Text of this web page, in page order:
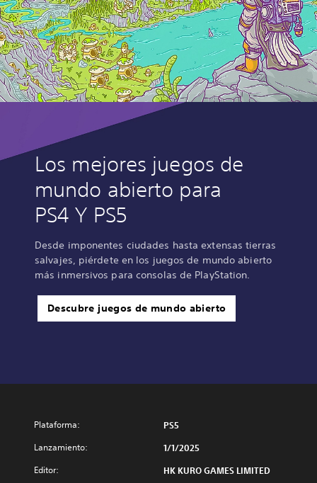
Los mejores juegos de
mundo abierto para
PS4 Y PS5
Desde imponentes ciudades hasta extensas tierras
salvajes, piérdete en los juegos de mundo abierto
más inmersivos para consolas de PlayStation.
Descubre juegos de mundo abierto
Plataforma: PS5
Lanzamiento: 1/1/2025
Editor: HK KURO GAMES LIMITED